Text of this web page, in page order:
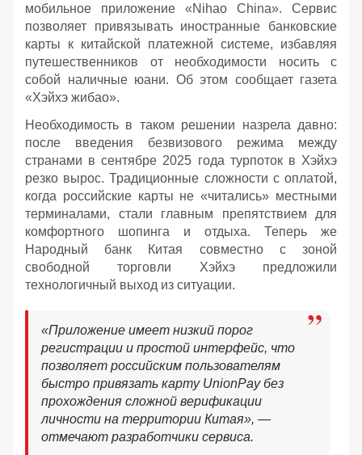
мобильное приложение «Nihao China». Сервис
позволяет привязывать иностранные банковские
карты к китайской платежной системе, избавляя
путешественников от необходимости носить с
собой наличные юани. Об этом сообщает газета
«Хэйхэ жибао».
Необходимость в таком решении назрела давно:
после введения безвизового режима между
странами в сентябре 2025 года турпоток в Хэйхэ
резко вырос. Традиционные сложности с оплатой,
когда российские карты не «читались» местными
терминалами, стали главным препятствием для
комфортного шопинга и отдыха. Теперь же
Народный банк Китая совместно с зоной
свободной торговли Хэйхэ предложили
технологичный выход из ситуации.
«Приложение имеет низкий порог
регистрации и простой интерфейс, что
позволяет российским пользователям
быстро привязать карту UnionPay без
прохождения сложной верификации
личности на территории Китая», —
отмечают разработчики сервиса.